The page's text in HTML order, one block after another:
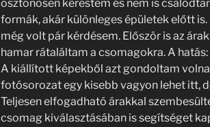
ösztönösen kerestem és nem is
formák, akár különleges épületek előtt
még volt pár kérdésem. Először is az
hamar rátaláltam a csomagokra. A
A kiállított képekből azt gondoltam
fotósorozat egy kisebb vagyon lehet itt,
Teljesen elfogadható árakkal
csomag kiválasztásában is segítséget